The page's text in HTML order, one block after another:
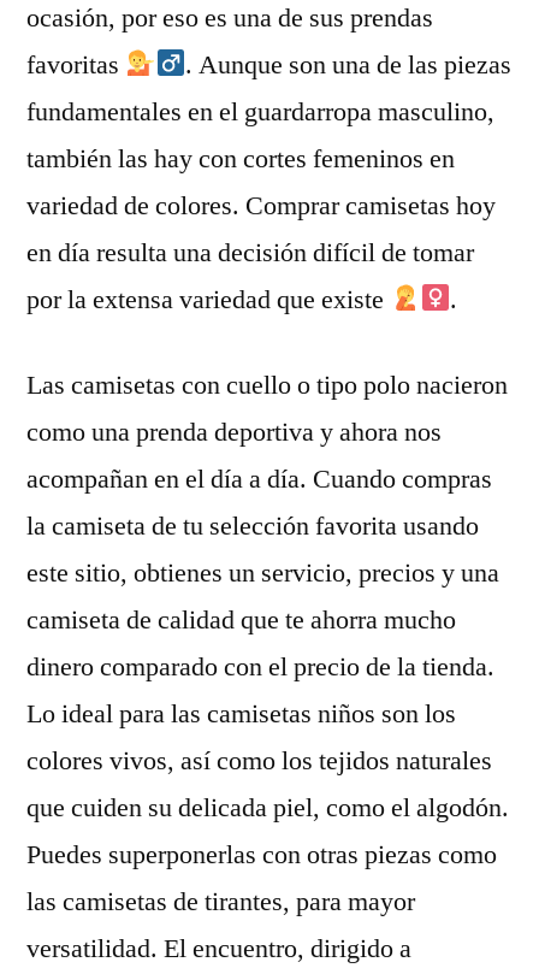
ocasión, por eso es una de sus prendas
favoritas
. Aunque son una de las piezas
fundamentales en el guardarropa masculino,
también las hay con cortes femeninos en
variedad de colores. Comprar camisetas hoy
en día resulta una decisión difícil de tomar
por la extensa variedad que existe
.
Las camisetas con cuello o tipo polo nacieron
como una prenda deportiva y ahora nos
acompañan en el día a día. Cuando compras
la camiseta de tu selección favorita usando
este sitio, obtienes un servicio, precios y una
camiseta de calidad que te ahorra mucho
dinero comparado con el precio de la tienda.
Lo ideal para las camisetas niños son los
colores vivos, así como los tejidos naturales
que cuiden su delicada piel, como el algodón.
Puedes superponerlas con otras piezas como
las camisetas de tirantes, para mayor
versatilidad. El encuentro, dirigido a